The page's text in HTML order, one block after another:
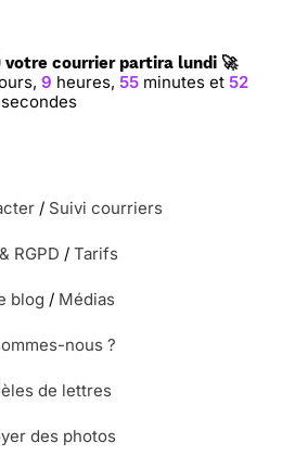
votre courrier partira lundi 🚀
9 heures,55 minutes et51
secondes
/ Suivi courriers
RGPD / Tarifs
blog / Médias
nous ?
de lettres
des photos